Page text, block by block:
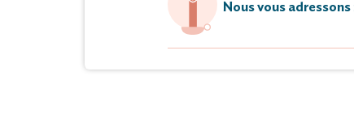
Nous vous